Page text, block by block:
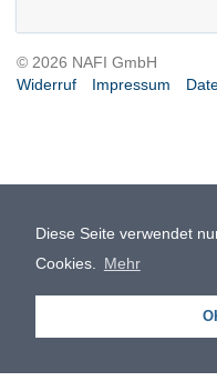
Diese Seite verwendet
Cookies.
Mehr
© 2026 NAFI GmbH
Widerruf
Impressum